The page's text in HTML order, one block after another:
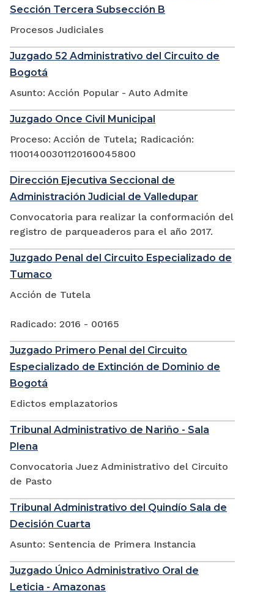
Sección Tercera Subsección B
Procesos Judiciales
Juzgado 52 Administrativo del Circuito de
Bogotá
Asunto: Acción Popular - Auto Admite
Juzgado Once Civil Municipal
Proceso: Acción de Tutela; Radicación:
11001400301120160045800
Dirección Ejecutiva Seccional de
Administración Judicial de Valledupar
Convocatoria para realizar la conformación del
registro de parqueaderos para el año 2017.
Juzgado Penal del Circuito Especializado de
Tumaco
Acción de Tutela
Radicado: 2016 - 00165
Juzgado Primero Penal del Circuito
Especializado de Extinción de Dominio de
Bogotá
Edictos emplazatorios
Tribunal Administrativo de Nariño - Sala
Plena
Convocatoria Juez Administrativo del Circuito
de Pasto
Tribunal Administrativo del Quindío Sala de
Decisión Cuarta
Asunto: Sentencia de Primera Instancia
Juzgado Único Administrativo Oral de
Leticia - Amazonas